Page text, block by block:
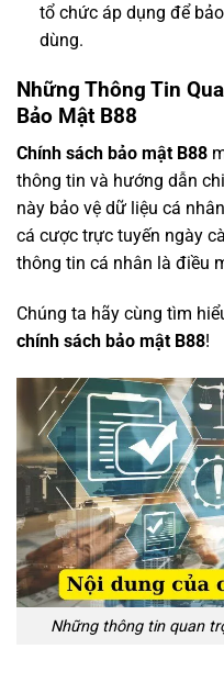
tổ chức áp dụng để
dùng.
Những Thông Tin
Bảo Mật B88
Chính sách bảo mật B88
thông tin và hướng dẫn
này bảo vệ dữ liệu cá
cá cược trực tuyến ngày
thông tin cá nhân là điều
Chúng ta hãy cùng tìm
chính sách bảo mật B88!
Những thông tin quan